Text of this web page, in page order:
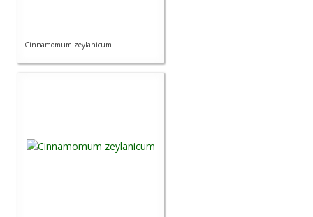
Cinnamomum zeylanicum